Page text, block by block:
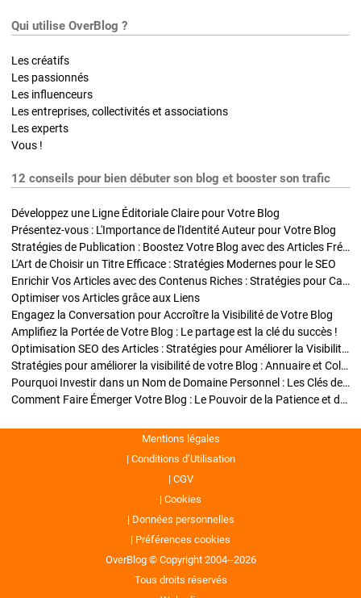
Qui utilise OverBlog ?
Les créatifs
Les passionnés
Les influenceurs
Les entreprises, collectivités et associations
Les experts
Vous !
12 conseils pour bien débuter son blog et booster son trafic
Développez une Ligne Éditoriale Claire pour Votre Blog
Présentez-vous : L'Importance de l'Identité Auteur pour Votre Blog
Stratégies de Publication : Boostez Votre Blog avec des Articles Fréquents et Exclusifs
L'Art de Choisir un Titre Efficace : Stratégies Modernes pour le SEO
Enrichir Vos Articles avec des Contenus Riches : Stratégies pour Captiver et Optimiser
Optimiser vos Articles grâce aux Liens
Engagez la Conversation pour Accroître la Visibilité de Votre Blog
Amplifiez la Portée de Votre Blog : Le partage est la clé du succès !
Optimisation SEO des Articles : Stratégies pour Améliorer la Visibilité de Votre Blog
Stratégies pour améliorer la visibilité de votre Blog : Annuaire et Collaborations
Pourquoi Investir dans un Nom de Domaine Personnel : Les Clés de la Réussite de Votre Blog
Comment Faire Émerger Votre Blog : Le Pouvoir de la Patience et de la Persévérance
Mentions légales
Conditions d’Utilisation
CGV
Cookies
Données personnelles
Préférences cookies
OverBlog © Copyright 2004--2026
Tous droits réservés